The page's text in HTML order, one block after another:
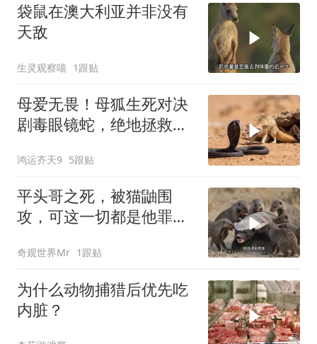
袋鼠在澳大利亚并非没有
天敌
生灵观察喵 1跟贴
母爱无畏！母狐生死对决
剧毒眼镜蛇，绝地拯救幼
鸿运齐天9 5跟贴
平头哥之死，被猫鼬围
攻，可这一切都是他罪有
奇观世界Mr 1跟贴
为什么动物捕猎后优先吃
内脏？